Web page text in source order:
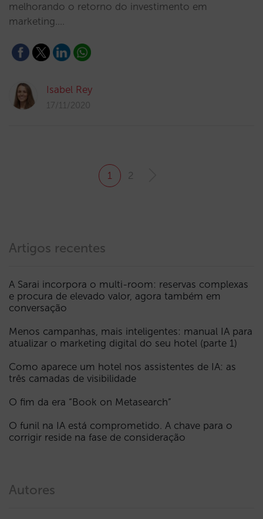
melhorando o retorno do investimento em
marketing.…
Isabel Rey
17/11/2020
1 2
Artigos recentes
A Sarai incorpora o multi-room: reservas complexas
e procura de elevado valor, agora também em
conversação
Menos campanhas, mais inteligentes: manual IA para
atualizar o marketing digital do seu hotel (parte 1)
Como aparece um hotel nos assistentes de IA: as
três camadas de visibilidade
O fim da era “Book on Metasearch”
O funil na IA está comprometido. A chave para o
corrigir reside na fase de consideração
Autores